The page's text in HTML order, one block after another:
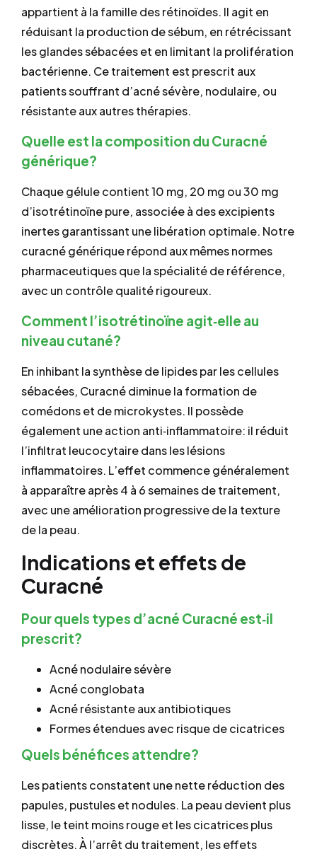
appartient à la famille des rétinoïdes. Il agit en
réduisant la production de sébum, en rétrécissant
les glandes sébacées et en limitant la prolifération
bactérienne. Ce traitement est prescrit aux
patients souffrant d’acné sévère, nodulaire, ou
résistante aux autres thérapies.
Quelle est la composition du Curacné
générique?
Chaque gélule contient 10 mg, 20 mg ou 30 mg
d’isotrétinoïne pure, associée à des excipients
inertes garantissant une libération optimale. Notre
curacné générique répond aux mêmes normes
pharmaceutiques que la spécialité de référence,
avec un contrôle qualité rigoureux.
Comment l’isotrétinoïne agit‐elle au
niveau cutané?
En inhibant la synthèse de lipides par les cellules
sébacées, Curacné diminue la formation de
comédons et de microkystes. Il possède
également une action anti‐inflammatoire: il réduit
l’infiltrat leucocytaire dans les lésions
inflammatoires. L’effet commence généralement
à apparaître après 4 à 6 semaines de traitement,
avec une amélioration progressive de la texture
de la peau.
Indications et effets de
Curacné
Pour quels types d’acné Curacné est‐il
prescrit?
Acné nodulaire sévère
Acné conglobata
Acné résistante aux antibiotiques
Formes étendues avec risque de cicatrices
Quels bénéfices attendre?
Les patients constatent une nette réduction des
papules, pustules et nodules. La peau devient plus
lisse, le teint moins rouge et les cicatrices plus
discrètes. À l’arrêt du traitement, les effets